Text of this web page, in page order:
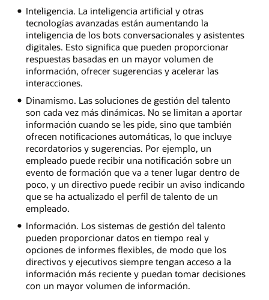
Inteligencia. La inteligencia artificial y otras
tecnologías avanzadas están aumentando la
inteligencia de los bots conversacionales y asistentes
digitales. Esto significa que pueden proporcionar
respuestas basadas en un mayor volumen de
información, ofrecer sugerencias y acelerar las
interacciones.
Dinamismo. Las soluciones de gestión del talento
son cada vez más dinámicas. No se limitan a aportar
información cuando se les pide, sino que también
ofrecen notificaciones automáticas, lo que incluye
recordatorios y sugerencias. Por ejemplo, un
empleado puede recibir una notificación sobre un
evento de formación que va a tener lugar dentro de
poco, y un directivo puede recibir un aviso indicando
que se ha actualizado el perfil de talento de un
empleado.
Información. Los sistemas de gestión del talento
pueden proporcionar datos en tiempo real y
opciones de informes flexibles, de modo que los
directivos y ejecutivos siempre tengan acceso a la
información más reciente y puedan tomar decisiones
con un mayor volumen de información.